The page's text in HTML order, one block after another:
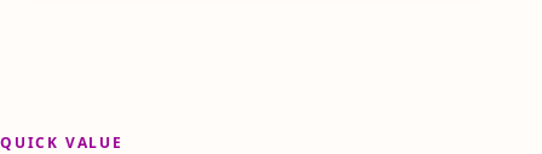
QUICK VALUE